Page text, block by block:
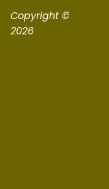
Copyright ©
2026